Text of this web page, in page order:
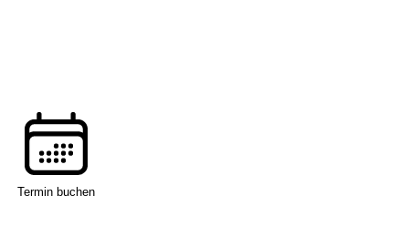
Termin buchen